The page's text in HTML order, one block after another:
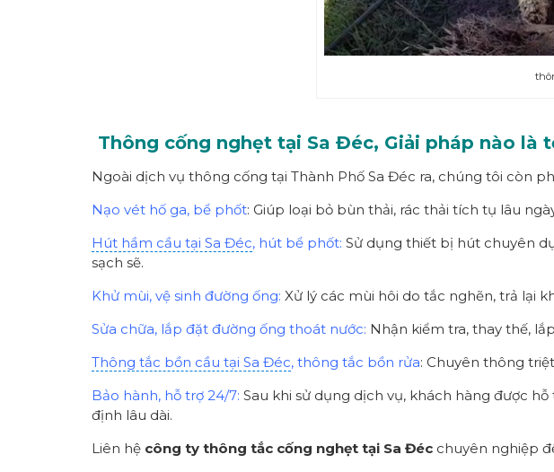
Thông cống nghẹt tại Sa Đéc, Giải pháp nào là
Ngoài dịch vụ thông cống tại Thành Phố Sa Đéc ra, chúng tôi còn
Nạo vét hố ga, bể phốt: Giúp loại bỏ bùn thải, rác thải tích tụ lâu
Hút hầm cầu tại Sa Đéc, hút bể phốt: Sử dụng thiết bị hút chuyên
sạch sẽ.
Khử mùi, vệ sinh đường ống: Xử lý các mùi hôi do tắc nghẽn, trả lại
Sửa chữa, lắp đặt đường ống thoát nước: Nhận kiểm tra, thay thế,
Thông tắc bồn cầu tại Sa Đéc, thông tắc bồn rửa: Chuyên thông
Bảo hành, hỗ trợ 24/7: Sau khi sử dụng dịch vụ, khách hàng được
định lâu dài.
Liên hệ công ty thông tắc cống nghẹt tại Sa Đéc chuyên nghiệp